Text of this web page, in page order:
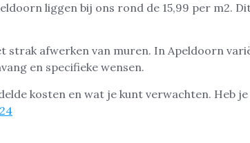
liggen bij ons rond de 15,99 per m2.
strak afwerken van muren. In Apeldoorn
en specifieke wensen.
kosten en wat je kunt verwachten. Heb je